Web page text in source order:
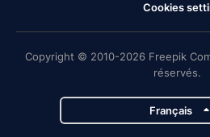
Cookies
Copyright © 2010-2026 Freepik
réservés.
Français